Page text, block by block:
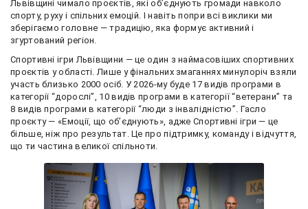
Львівщині чимало проєктів, які об’єднують громади навколо
спорту, руху і спільних емоцій. І навіть попри всі виклики ми
зберігаємо головне — традицію, яка формує активний і
згуртований регіон.
Спортивні ігри Львівщини — це один з наймасовіших спортивних
проєктів у області. Лише у фінальних змаганнях минулоріч взяли
участь близько 2000 осіб. У 2026-му буде 17 видів програми в
категорії “дорослі”, 10 видів програми в категорії “ветерани” та
8 видів програми в категорії “люди з інвалідністю”. Гасло
проєкту — «Емоції, що об’єднують», адже Спортивні ігри — це
більше, ніж про результат. Це про підтримку, команду і відчуття,
що ти частина великої спільноти.